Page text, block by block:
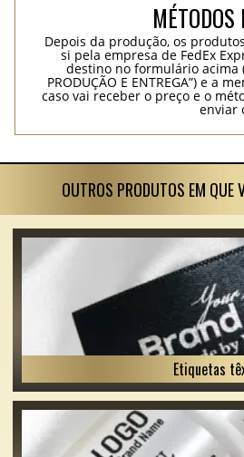
MÉTODOS
Depois da produção, os
si pela empresa de FedEx
destino no formulário acima
PRODUÇÃO E ENTREGA”) e a
caso vai receber o preço e o
enviar
OUTROS PRODUTOS EM QUE
Etiquetas